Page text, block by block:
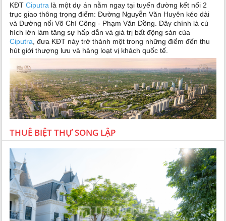
KĐTCiputra là một dự án nằm ngay tại tuyến đường kết nối 2
trục giao thông trọng điểm: Đường Nguyễn Văn Huyên kéo dài
và Đường nối Võ Chí Công - Phạm Văn Đồng. Đây chính là cú
hích lớn làm tăng sự hấp dẫn và giá trị bất động sản của
Ciputra , đưa KĐT này trở thành một trong những điểm đến thu
hút giới thượng lưu và hàng loạt vị khách quốc tế.
The Melody Ciputra nằm ngay tại khuôn viên KĐT Ciputra - Vị trí
đắt giá nhất tại KĐT, nơi được đánh giá có cộng đồng người
nước ngoài sinh sống đông nhất tại Hà Nội với mức giá cho thuê
luôn cao gấp đôi so với mặt bằng chung hiện tại. Ngoài ra, The
THUÊ BIỆT THỰ SONG LẬP